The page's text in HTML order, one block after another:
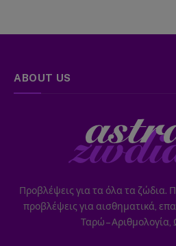
ABOUT US
Προβλέψεις για τα όλα τα ζώδια.
προβλέψεις για αισθηματικά,
Ταρώ –